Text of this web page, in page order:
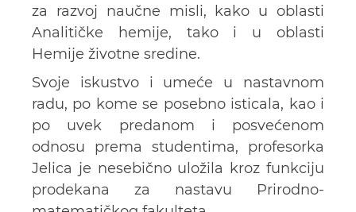
za razvoj naučne misli, kako u oblasti
Analitičke hemije, tako i u oblasti
Hemije životne sredine.
Svoje iskustvo i umeće u nastavnom
radu, po kome se posebno isticala, kao i
po uvek predanom i posvećenom
odnosu prema studentima, profesorka
Jelica je nesebično uložila kroz funkciju
prodekana za nastavu Prirodno-